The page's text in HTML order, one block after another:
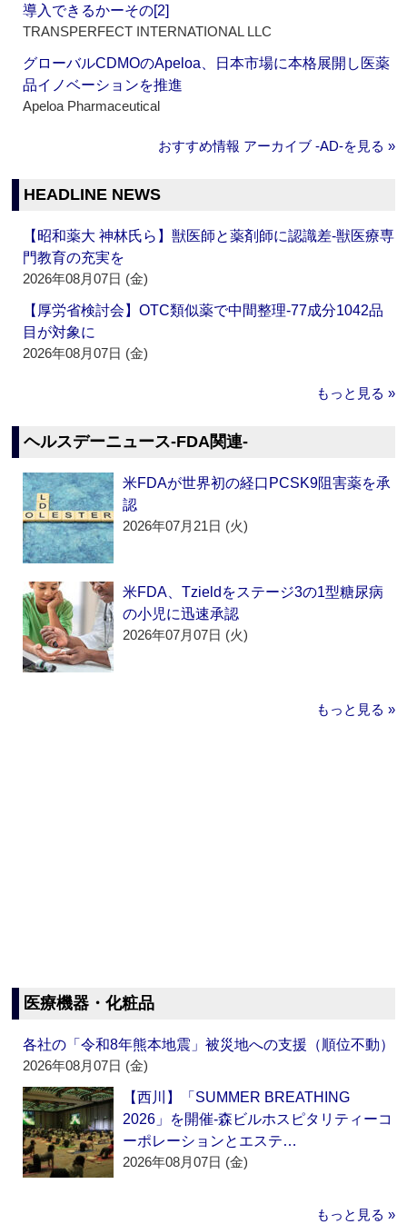
導入できるかーその[2]
TRANSPERFECT INTERNATIONAL LLC
グローバルCDMOのApeloa、日本市場に本格展開し医薬
品イノベーションを推進
Apeloa Pharmaceutical
おすすめ情報 アーカイブ ‐AD‐を見る »
HEADLINE NEWS
【昭和薬大 神林氏ら】獣医師と薬剤師に認識差‐獣医療専
門教育の充実を
2026年08月07日 (金)
【厚労省検討会】OTC類似薬で中間整理‐77成分1042品
目が対象に
2026年08月07日 (金)
もっと見る »
ヘルスデーニュース‐FDA関連‐
米FDAが世界初の経口PCSK9阻害薬を承
認
2026年07月21日 (火)
米FDA、Tzieldをステージ3の1型糖尿病
の小児に迅速承認
2026年07月07日 (火)
もっと見る »
医療機器・化粧品
各社の「令和8年熊本地震」被災地への支援（順位不動）
2026年08月07日 (金)
【西川】「SUMMER BREATHING
2026」を開催‐森ビルホスピタリティーコ
ーポレーションとエステ…
2026年08月07日 (金)
もっと見る »